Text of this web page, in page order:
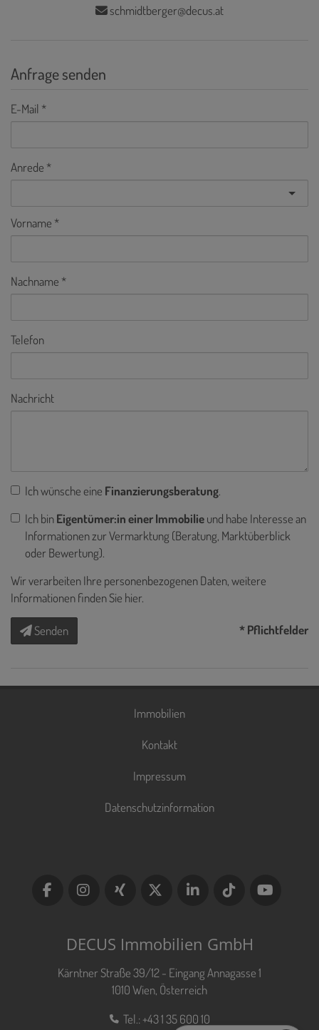
schmidtberger@decus.at
Anfrage senden
E-Mail
Anrede
Vorname
Nachname
Telefon
Nachricht
Ich wünsche eine Finanzierungsberatung.
Ich binEigentümer:in einer Immobilieund habe Interesse an
Informationen zur Vermarktung (Beratung, Marktüberblick
oder Bewertung).
Wir verarbeiten Ihre personenbezogenen Daten, weitere
Informationen finden Sie hier.
Senden * Pflichtfelder
Immobilien
Kontakt
Impressum
Datenschutzinformation
DECUS Immobilien GmbH
Kärntner Straße 39/12 - Eingang Annagasse 1
1010 Wien, Österreich
Tel.:+43 1 35 600 10